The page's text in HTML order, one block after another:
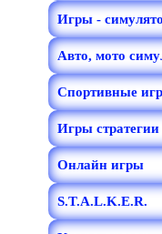
Игры -
Авто, мото
Спортивные
Игры стратегии
Онлайн игры
S.T.A.L.K.E.R.